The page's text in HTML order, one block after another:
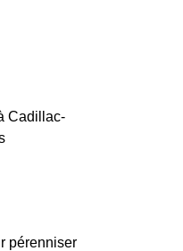
Cadillac-
pérenniser